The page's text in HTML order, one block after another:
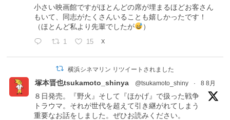
小さい映画館ですがほとんどの席が埋まるほどお客さん
もいて、同志がたくさんいることも嬉しかったです！
（ほとんど私より先輩でしたが
）
1 15 X
横浜シネマリン リツイートされました
塚本晋也tsukamoto_shinya @tsukamoto_shiny · 8 8月
８日発売。『野火』そして『ほかげ』で扱った戦争
トラウマ。それが世代を超えて引き継がれてしまう
重要なお話をしました。ぜひお読みください。